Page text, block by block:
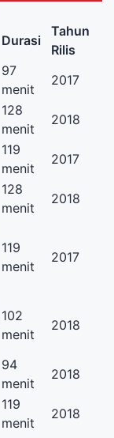
Durasi
Tahun
Rilis
97
menit
2017
128
menit
2018
119
menit
2017
128
menit
2018
119
menit
2017
102
menit
2018
94
menit
2018
119
menit
2018